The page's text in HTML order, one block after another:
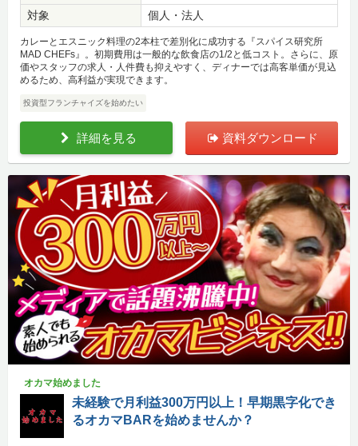
対象 個人・法人
カレーとエスニック料理の2本柱で差別化に成功する『スパイス研究所
MAD CHEFs』。初期費用は一般的な飲食店の1/2と低コスト。さらに、原
価やスタッフの求人・人件費も抑えやすく、ディナーでは高客単価が見込
めるため、高利益が実現できます。
投資型フランチャイズを始めたい
詳細を見る 資料ダウンロード
オカマ始めました
未経験で月利益300万円以上！早期黒字化でき
るオカマBARを始めませんか？